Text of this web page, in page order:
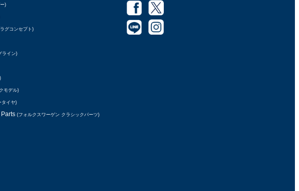
)
グコンセプト)
ライン)
モデル)
タイヤ)
(フォルクスワーゲン クラシックパーツ)